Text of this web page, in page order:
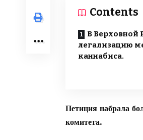
Contents
В Верховной
легализацию
каннабиса.
Петиция набрала
комитета.